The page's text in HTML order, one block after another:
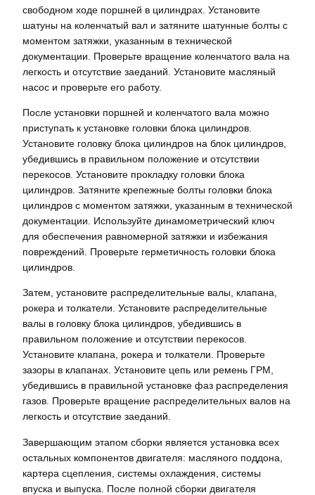
свободном ходе поршней в цилиндрах. Установите
шатуны на коленчатый вал и затяните шатунные болты с
моментом затяжки, указанным в технической
документации. Проверьте вращение коленчатого вала на
легкость и отсутствие заеданий. Установите масляный
насос и проверьте его работу.
После установки поршней и коленчатого вала можно
приступать к установке головки блока цилиндров.
Установите головку блока цилиндров на блок цилиндров,
убедившись в правильном положение и отсутствии
перекосов. Установите прокладку головки блока
цилиндров. Затяните крепежные болты головки блока
цилиндров с моментом затяжки, указанным в технической
документации. Используйте динамометрический ключ
для обеспечения равномерной затяжки и избежания
повреждений. Проверьте герметичность головки блока
цилиндров.
Затем, установите распределительные валы, клапана,
рокера и толкатели. Установите распределительные
валы в головку блока цилиндров, убедившись в
правильном положение и отсутствии перекосов.
Установите клапана, рокера и толкатели. Проверьте
зазоры в клапанах. Установите цепь или ремень ГРМ,
убедившись в правильной установке фаз распределения
газов. Проверьте вращение распределительных валов на
легкость и отсутствие заеданий.
Завершающим этапом сборки является установка всех
остальных компонентов двигателя: масляного поддона,
картера сцепления, системы охлаждения, системы
впуска и выпуска. После полной сборки двигателя